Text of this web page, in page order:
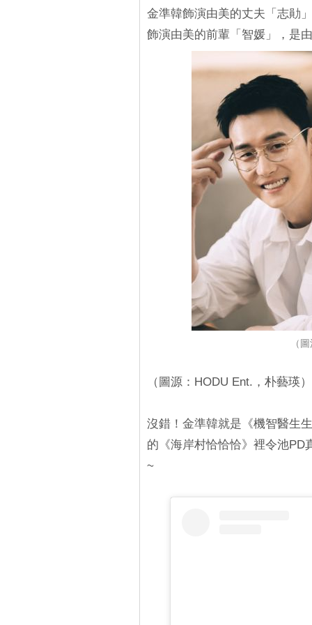
金準韓飾演由美的丈夫「志勛
飾演由美的前輩「智媛」，是
（
（圖源：HODU Ent.，朴藝瑛）
沒錯！金準韓就是《機智醫生
的《海岸村恰恰恰》裡令池PD
~